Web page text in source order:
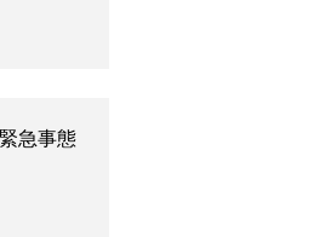
急事態